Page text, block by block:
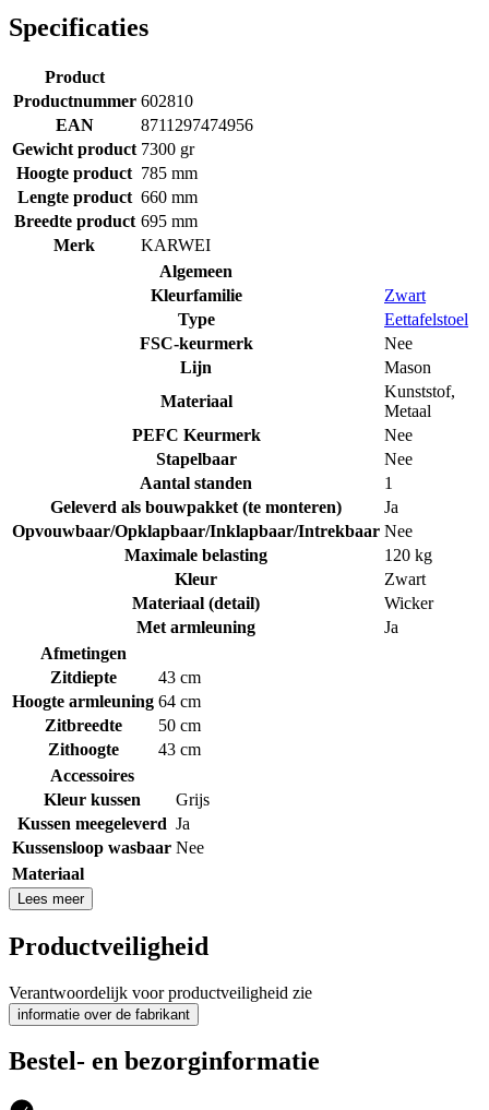
Specificaties
Product
Productnummer 602810
EAN
8711297474956
Gewicht product 7300 gr
Hoogte product 785 mm
Lengte product 660 mm
Breedte product 695 mm
Merk
KARWEI
Algemeen
Kleurfamilie
Zwart
Type
Eettafelstoel
FSC-keurmerk
Nee
Lijn
Mason
Materiaal
Kunststof,
Metaal
PEFC Keurmerk
Nee
Stapelbaar
Nee
Aantal standen
1
Geleverd als bouwpakket (te monteren)
Ja
Opvouwbaar/Opklapbaar/Inklapbaar/Intrekbaar Nee
Maximale belasting
120 kg
Kleur
Zwart
Materiaal (detail)
Wicker
Met armleuning
Ja
Afmetingen
Zitdiepte
43 cm
Hoogte armleuning 64 cm
Zitbreedte
50 cm
Zithoogte
43 cm
Accessoires
Kleur kussen
Grijs
Kussen meegeleverd Ja
Kussensloop wasbaar Nee
Materiaal
Lees meer
Productveiligheid
Verantwoordelijk voor productveiligheid zie
informatie over de fabrikant
Bestel- en bezorginformatie